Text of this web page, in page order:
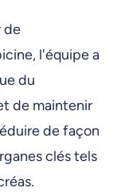
de
l'équipe a
du
de maintenir
de façon
clés tels